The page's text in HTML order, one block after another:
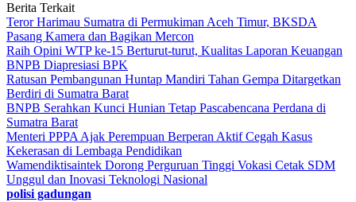
Berita Terkait
Teror Harimau Sumatra di Permukiman Aceh Timur, BKSDA
Pasang Kamera dan Bagikan Mercon
Raih Opini WTP ke-15 Berturut-turut, Kualitas Laporan Keuangan
BNPB Diapresiasi BPK
Ratusan Pembangunan Huntap Mandiri Tahan Gempa Ditargetkan
Berdiri di Sumatra Barat
BNPB Serahkan Kunci Hunian Tetap Pascabencana Perdana di
Sumatra Barat
Menteri PPPA Ajak Perempuan Berperan Aktif Cegah Kasus
Kekerasan di Lembaga Pendidikan
Wamendiktisaintek Dorong Perguruan Tinggi Vokasi Cetak SDM
Unggul dan Inovasi Teknologi Nasional
polisi gadungan